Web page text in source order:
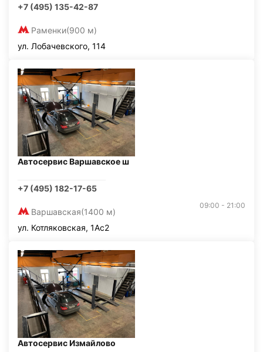
+7 (495) 135-42-87
Раменки(900 м)
ул. Лобачевского, 114
Автосервис Варшавское ш
+7 (495) 182-17-65
Варшавская(1400 м)
09:00 - 21:00
ул. Котляковская, 1Ас2
Автосервис Измайлово